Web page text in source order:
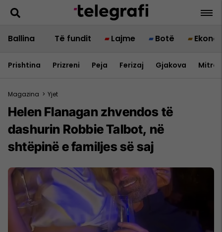
Ballina Të fundit Lajme Botë
Prishtina Prizreni Peja Ferizaj Gjakova
Magazina > Yjet
Helen Flanagan zhvendos të
dashurin Robbie Talbot, në
shtëpinë e familjes së saj